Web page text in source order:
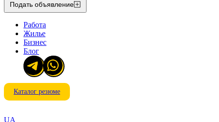
Подать объявление
Работа
Жилье
Бизнес
Блог
Каталог резюме
UA